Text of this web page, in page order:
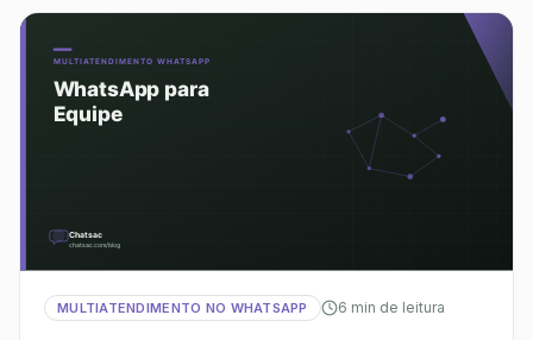
MULTIATENDIMENTO NO WHATSAPP 6 min de leitura